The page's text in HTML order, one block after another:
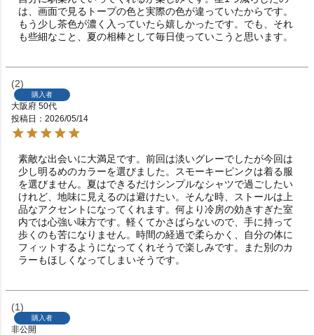
は、画面で見るトープの色と実際の色が違っていたからです。
もう少し茶色が濃く入っていたら嬉しかったです。でも、それ
も些細なこと、夏の相棒として毎日使っていこうと思います。
2
購入者
大阪府 50代
投稿日
2026/05/14
素敵な出会いに大満足です。前回は淡いグレーでしたが今回は
少し明るめのカラーを選びました。スモーキーピンクは着る服
を選びません。夏はできるだけシンプルなシャツで過ごしたい
けれど、地味に見えるのは避けたい。そんな時、ストールは上
品なアクセントになってくれます。何より冷房の効きすぎた室
内では心強い味方です。軽くてかさばらないので、手に持って
歩くのも苦になりません。時間の経過で柔らかく、自分の体に
フィットするようになってくれそうで楽しみです。また別のカ
ラーもほしくなってしまいそうです。
1
購入者
非公開